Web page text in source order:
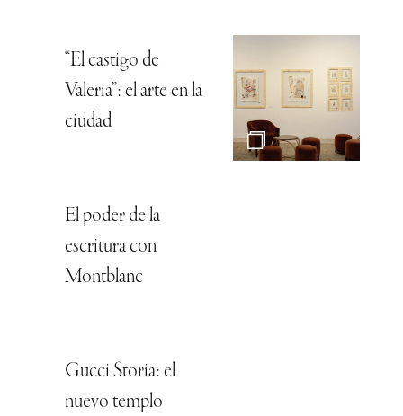
“El castigo de
Valeria”: el arte en la
ciudad
El poder de la
escritura con
Montblanc
Gucci Storia: el
nuevo templo